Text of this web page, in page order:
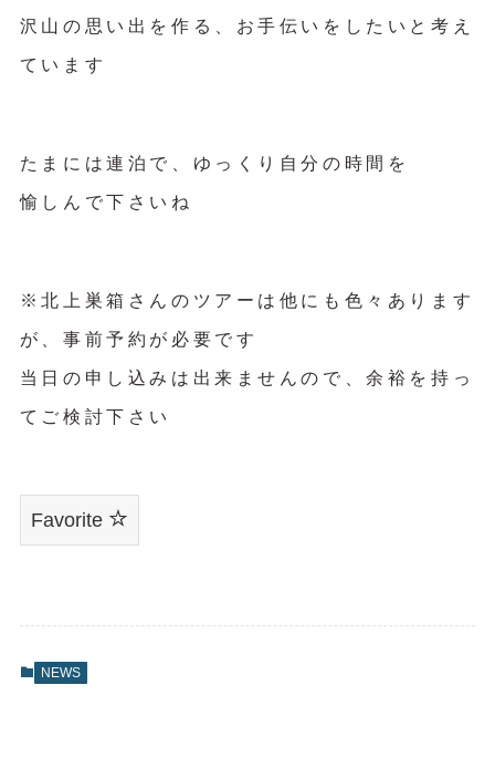
沢山の思い出を作る、お手伝いをしたいと考え
ています
たまには連泊で、ゆっくり自分の時間を
愉しんで下さいね
※北上巣箱さんのツアーは他にも色々あります
が、事前予約が必要です
当日の申し込みは出来ませんので、余裕を持っ
てご検討下さい
Favorite
NEWS